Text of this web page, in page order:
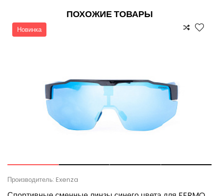
ПОХОЖИЕ ТОВАРЫ
Новинка
Производитель: Exenza